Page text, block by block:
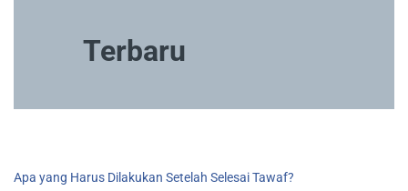
Terbaru
Apa yang Harus Dilakukan Setelah Selesai Tawaf?